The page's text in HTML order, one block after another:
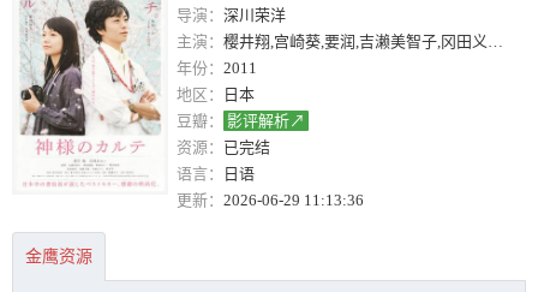
导演： 深川荣洋
主演： 樱井翔,宫崎葵,要润,吉濑美智子,冈田义德,池胁千鹤
年份： 2011
地区：
日本
豆瓣：
影评解析↗
资源： 已完结
语言：
日语
更新： 2026-06-29 11:13:36
金鹰资源